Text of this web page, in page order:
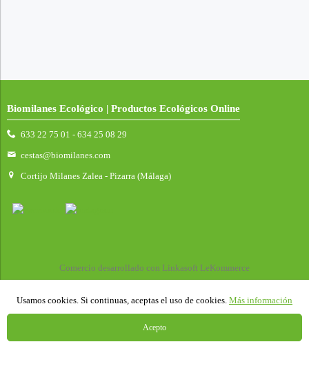
Usamos cookies. Si continuas, aceptas el uso de cookies. Más información
Acepto
Biomilanes Ecológico | Productos Ecológicos Online
633 22 75 01 - 634 25 08 29
cestas@biomilanes.com
Cortijo Milanes Zalea - Pizarra (Málaga)
Comercio desarrollado con Linkasoft LeKommerce